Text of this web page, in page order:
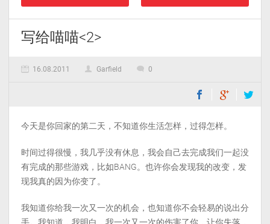
写给喵喵<2>
16.08.2011 Garfield 0
今天是你回家的第二天，不知道你生活怎样，过得怎样。
时间过得很慢，我几乎没有休息，我会自己去完成我们一起没
有完成的那些游戏，比如BANG。也许你会发现我的改变，发
现我真的因为你变了。
我知道你给我一次又一次的机会，也知道你不会轻易的说出分